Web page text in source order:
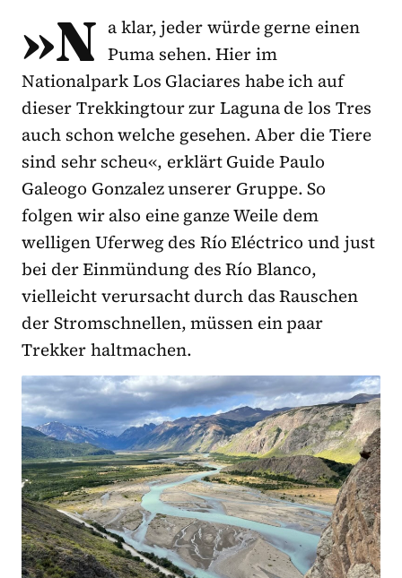
»N a klar, jeder würde gerne einen
Puma sehen. Hier im
Nationalpark Los Glaciares habe ich auf
dieser Trekkingtour zur Laguna de los Tres
auch schon welche gesehen. Aber die Tiere
sind sehr scheu«, erklärt Guide Paulo
Galeogo Gonzalez unserer Gruppe. So
folgen wir also eine ganze Weile dem
welligen Uferweg des Río Eléctrico und just
bei der Einmündung des Río Blanco,
vielleicht verursacht durch das Rauschen
der Stromschnellen, müssen ein paar
Trekker haltmachen.